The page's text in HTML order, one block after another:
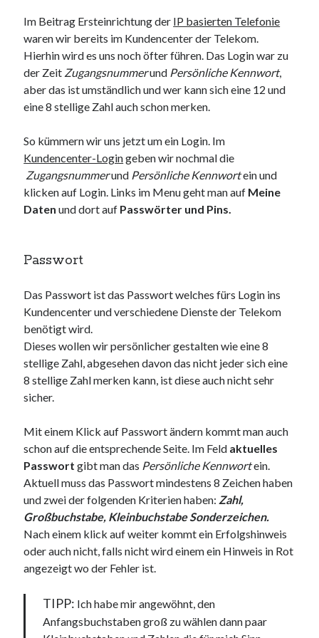
Neueste Kommentare
ᐅ Senseo Switch 2-in-1 Kaffeemaschinen: Test & Vergleich (03/2022)
Pads
Es war einmal Factorio – MacFriesenjungzuSpieletipp: Transport
Tycoon
blogadminzuAltersnachweis bei der Telekom
SynowzikzuAltersnachweis bei der Telekom
Im Beitrag Ersteinrichtung der IP basierten Telefonie
waren wir bereits im Kundencenter der Telekom.
Hierhin wird es uns noch öfter führen. Das Login war zu
der Zeit Zugangsnummerund Persönliche Kennwort,
aber das ist umständlich und wer kann sich eine 12 und
eine 8 stellige Zahl auch schon merken.
So kümmern wir uns jetzt um ein Login. Im
Kundencenter-Logingeben wir nochmal die
Zugangsnummerund Persönliche Kennwortein und
klicken auf Login. Links im Menu geht man auf Meine
Daten und dort auf Passwörter und Pins.
Passwort
Das Passwort ist das Passwort welches fürs Login ins
Kundencenter und verschiedene Dienste der Telekom
benötigt wird.
Dieses wollen wir persönlicher gestalten wie eine 8
stellige Zahl, abgesehen davon das nicht jeder sich eine
8 stellige Zahl merken kann, ist diese auch nicht sehr
sicher.
Mit einem Klick auf Passwort ändern kommt man auch
schon auf die entsprechende Seite. Im Feld aktuelles
Passwort gibt man das Persönliche Kennwortein.
Aktuell muss das Passwort mindestens 8 Zeichen haben
und zwei der folgenden Kriterien haben: Zahl,
Großbuchstabe, Kleinbuchstabe Sonderzeichen.
Nach einem klick auf weiter kommt ein Erfolgshinweis
oder auch nicht, falls nicht wird einem ein Hinweis in Rot
angezeigt wo der Fehler ist.
TIPP: Ich habe mir angewöhnt, den
Anfangsbuchstaben groß zu wählen dann paar